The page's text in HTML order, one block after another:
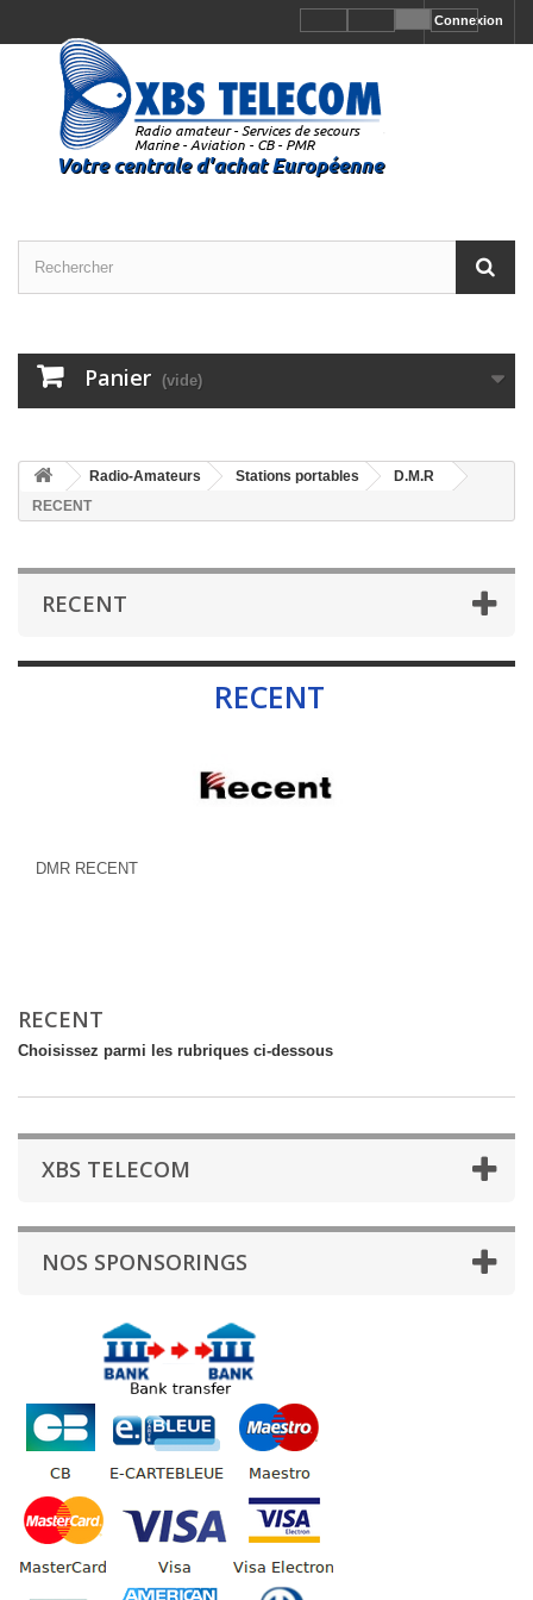
Connexion
Panier (vide)
Radio-Amateurs Stations portables
D.M.R
RECENT
RECENT
RECENT
DMR RECENT
RECENT
Choisissez parmi les rubriques ci-dessous
XBS TELECOM
NOS SPONSORINGS